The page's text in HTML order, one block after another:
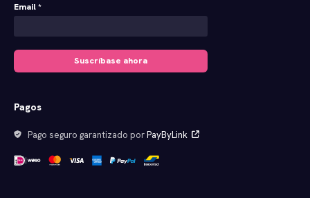
Email *
Suscríbase ahora
Pagos
Pago seguro garantizado porPayByLink